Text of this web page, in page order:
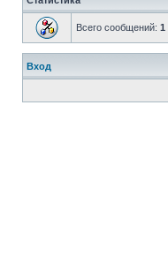
Всего сообщений: 1
Вход